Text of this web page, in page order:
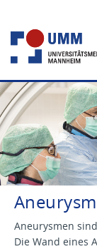
Aneurysmen
Die Wand eines